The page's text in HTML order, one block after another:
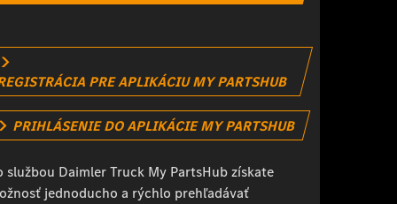
PRE APLIKÁCIU MY PARTSHUB
PRIHLÁSENIE DO APLIKÁCIE MY PARTSHUB
službou Daimler Truck My PartsHub získate
jednoducho a rýchlo prehľadávať